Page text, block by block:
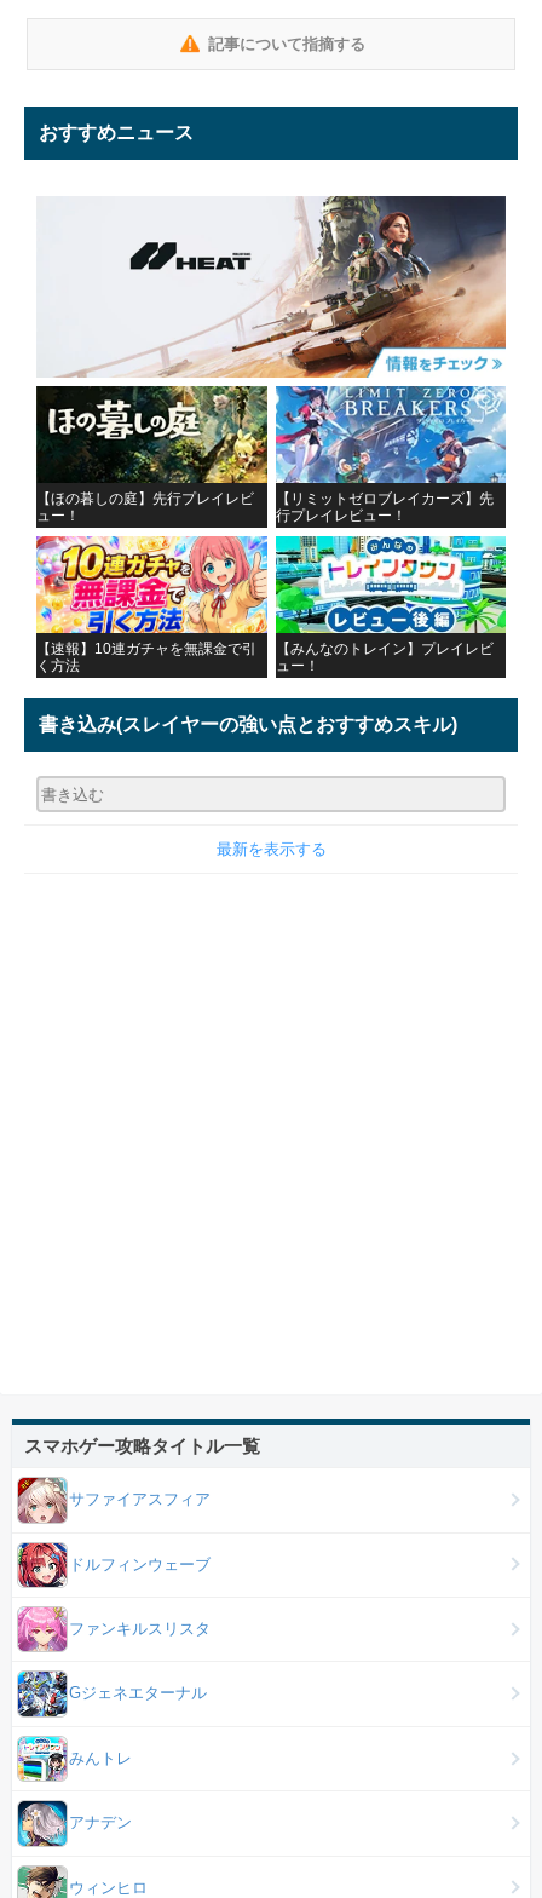
記事について指摘する
おすすめニュース
【ほの暮しの庭】先行プレイレビ
ュー！
【リミットゼロブレイカーズ】先
行プレイレビュー！
【速報】10連ガチャを無課金で引
く方法
【みんなのトレイン】プレイレビ
ュー！
書き込み(スレイヤーの強い点とおすすめスキル)
最新を表示する
スマホゲー攻略タイトル一覧
サファイアスフィア
ドルフィンウェーブ
ファンキルスリスタ
Gジェネエターナル
みんトレ
アナデン
ウィンヒロ